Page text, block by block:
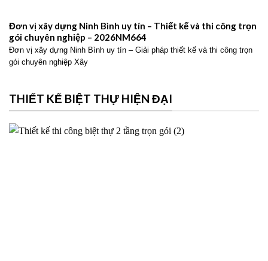
Đơn vị xây dựng Ninh Bình uy tín – Thiết kế và thi công trọn
gói chuyên nghiệp – 2026NM664
Đơn vị xây dựng Ninh Bình uy tín – Giải pháp thiết kế và thi công trọn
gói chuyên nghiệp Xây
THIẾT KẾ BIỆT THỰ HIỆN ĐẠI